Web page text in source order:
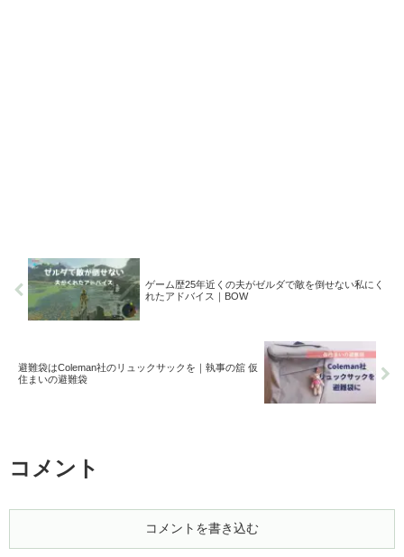
ゲーム歴25年近くの夫がゼルダで敵を倒せない私にく
れたアドバイス｜BOW
避難袋はColeman社のリュックサックを｜執事の舘 仮
住まいの避難袋
コメント
コメントを書き込む